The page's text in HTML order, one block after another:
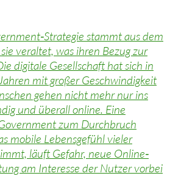
stammt aus dem
veraltet, was ihren Bezug zur
digitale Gesellschaft hat sich in
mit großer Geschwindigkeit
gehen nicht mehr nur ins
und überall online. Eine
zum Durchbruch
mobile Lebensgefühl vieler
läuft Gefahr, neue Online‐
am Interesse der Nutzer vorbei